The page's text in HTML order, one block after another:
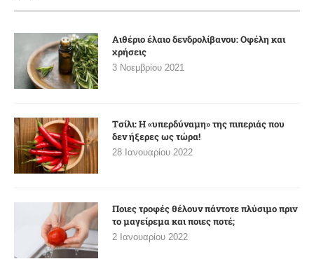
Αιθέριο έλαιο δενδρολίβανου: Οφέλη και
χρήσεις
3 Νοεμβρίου 2021
Tσίλι: Η «υπερδύναμη» της πιπεριάς που
δεν ήξερες ως τώρα!
28 Ιανουαρίου 2022
Ποιες τροφές θέλουν πάντοτε πλύσιμο πριν
το μαγείρεμα και ποιες ποτέ;
2 Ιανουαρίου 2022